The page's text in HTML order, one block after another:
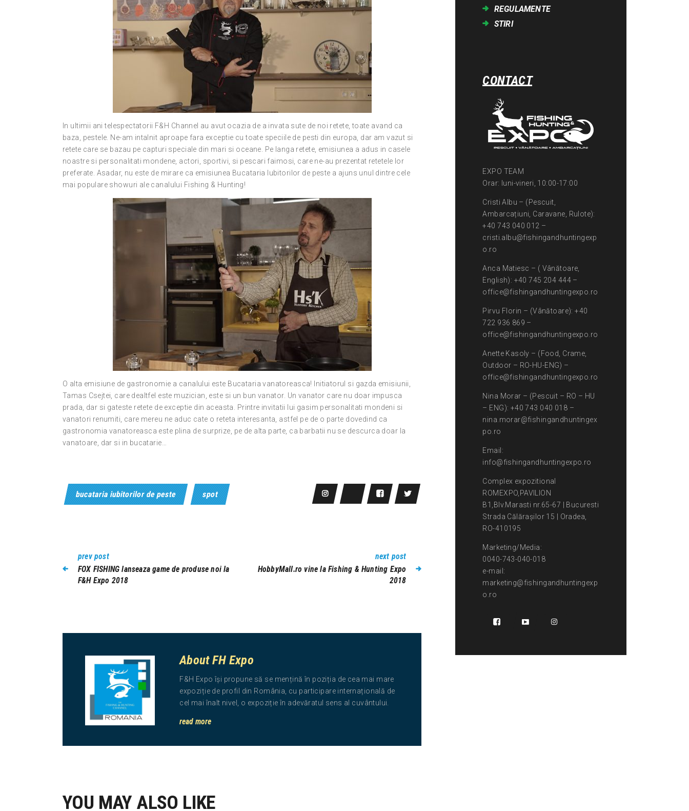
In ultimii ani telespectatorii F&H Channel au avut ocazia de a invata sute de noi retete, toate avand ca
baza, pestele. Ne-am intalnit aproape fara exceptie cu toate speciile de pesti din europa, dar am vazut si
retete care se bazau pe capturi speciale din mari si oceane. Pe langa retete, emisiunea a adus in casele
noastre si personalitati mondene, actori, sportivi, si pescari faimosi, care ne-au prezentat retetele lor
preferate. Asadar, nu este de mirare ca emisiunea Bucataria Iubitorilor de peste a ajuns unul dintre cele
mai populare showuri ale canalului Fishing & Hunting!
O alta emisiune de gastronomie a canalului este Bucataria vanatoreasca! Initiatorul si gazda emisiunii,
Tamas Csejtei, care dealtfel este muzician, este si un bun vanator. Un vanator care nu doar impusca
prada, dar si gateste retete de exceptie din aceasta. Printre invitatii lui gasim personalitati mondeni si
vanatori renumiti, care mereu ne aduc cate o reteta interesanta, astfel pe de o parte dovedind ca
gastronomia vanatoreasca este plina de surprize, pe de alta parte, ca barbatii nu se descurca doar la
vanatoare, dar si in bucatarie…
bucataria iubitorilor de peste spot
prev post
FOX FISHING lanseaza game de produse noi la
F&H Expo 2018
next post
HobbyMall.ro vine la Fishing & Hunting Expo
2018
About FH Expo
F&H Expo își propune să se mențină în poziția de cea mai mare
expoziție de profil din România, cu participare internațională de
cel mai înalt nivel, o expoziție în adevăratul sens al cuvântului.
read more
YOU MAY ALSO LIKE
REGULAMENTE
STIRI
CONTACT
EXPO TEAM
Orar: luni-vineri, 10:00-17:00
Cristi Albu – (Pescuit,
Ambarcațiuni, Caravane, Rulote):
+40 743 040 012 –
cristi.albu@fishingandhuntingexp
o.ro
Anca Matiesc – ( Vânătoare,
English): +40 745 204 444 –
office@fishingandhuntingexpo.ro
Pirvu Florin – (Vânătoare): +40
722 936 869 –
office@fishingandhuntingexpo.ro
Anette Kasoly – (Food, Crame,
Outdoor – RO-HU-ENG) –
office@fishingandhuntingexpo.ro
Nina Morar – (Pescuit – RO – HU
– ENG): +40 743 040 018 –
nina.morar@fishingandhuntingex
po.ro
Email:
info@fishingandhuntingexpo.ro
Complex expozitional
ROMEXPO,PAVILION
B1,Blv.Marasti nr.65-67 | Bucuresti
Strada Călărașilor 15 | Oradea,
RO-410195
Marketing/Media:
0040-743-040-018
e-mail:
marketing@fishingandhuntingexp
o.ro